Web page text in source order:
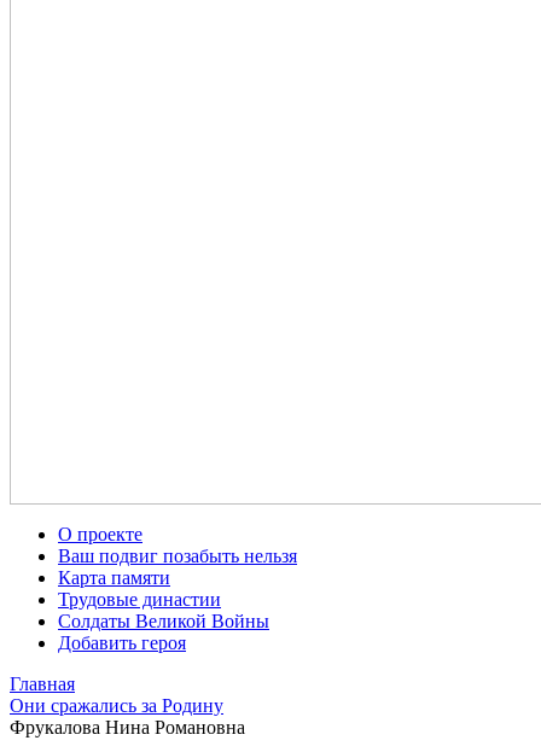
О проекте
Ваш подвиг позабыть нельзя
Карта памяти
Трудовые династии
Солдаты Великой Войны
Добавить героя
Главная
Они сражались за Родину
Фрукалова Нина Романовна